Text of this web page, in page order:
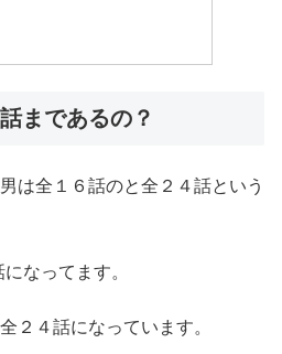
まであるの？
は全１６話のと全２４話という
なってます。
２４話になっています。